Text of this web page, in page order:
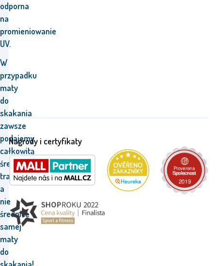
odporna
na
promieniowanie
UV.
W
przypadku
maty
do
skakania
zawsze
podajemy
całkowitą
średnicę
trampoliny,
a
nie
średnicę
samej
maty
do
Nagrody i certyfikaty